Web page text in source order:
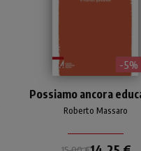
- 5%
generazione Z? Il
cerca di dare riposte a
Possiamo ancora
Roberto Massaro